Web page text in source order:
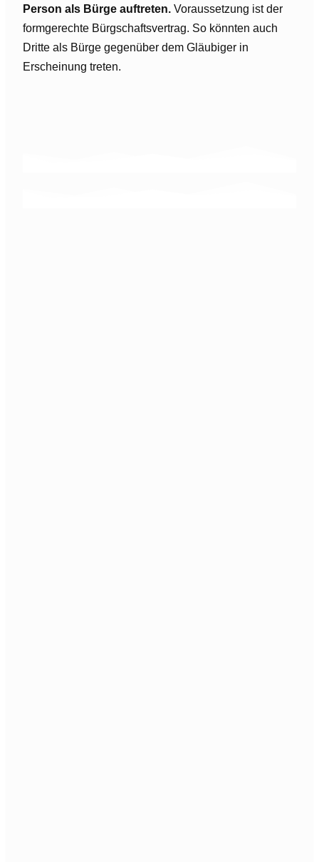
Person als Bürge auftreten. Voraussetzung ist der
formgerechte Bürgschaftsvertrag. So könnten auch
Dritte als Bürge gegenüber dem Gläubiger in
Erscheinung treten.